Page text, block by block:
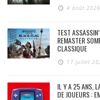
4 août
TEST
REMASTER
CLASSIQUE
17 juillet
IL Y A 25 ANS,
DE JOUEURS :